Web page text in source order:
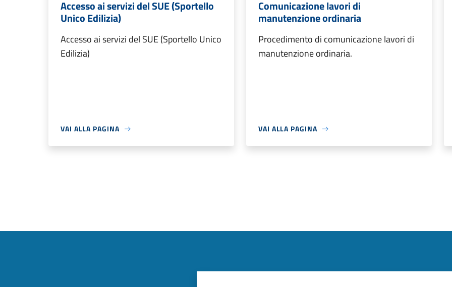
Accesso ai servizi del SUE (Sportello
Unico Edilizia)
Accesso ai servizi del SUE (Sportello Unico
Edilizia)
VAI ALLA PAGINA
Comunicazione lavori di
manutenzione ordinaria
Procedimento di comunicazione lavori di
manutenzione ordinaria.
VAI ALLA PAGINA